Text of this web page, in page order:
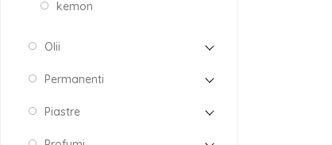
kemon
Olii
Permanenti
Piastre